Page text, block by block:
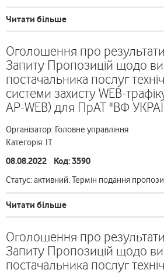
Читати більше
Оголошення про
Запиту Пропозицій щодо
постачальника послуг
системи захисту WEB-
AP-WEB) для ПрАТ "ВФ
Організатор: Головне управління
Категорія: ІТ
08.08.2022 Код: 3590
Статус: активний. Термін подання
Читати більше
Оголошення про
Запиту Пропозицій щодо
постачальника послуг